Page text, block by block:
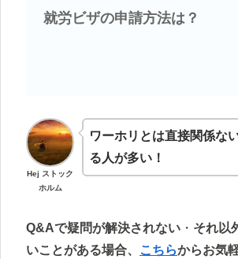
就労ビザの申請方法は？
Hej ストック
ホルム
ワーホリとは直接関係な
る人が多い！
Q&Aで疑問が解決されない ・ それ以
いことがある場合、
こちらからお気